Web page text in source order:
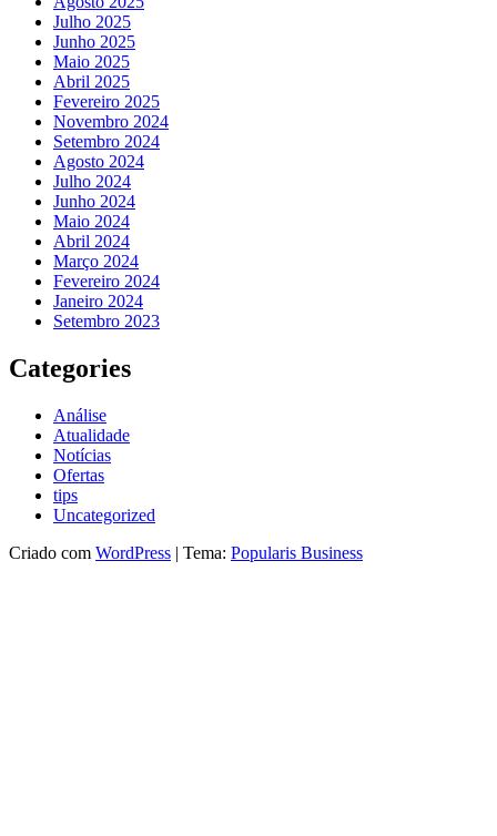
Julho 2025
Junho 2025
Maio 2025
Abril 2025
Fevereiro 2025
Novembro 2024
Setembro 2024
Agosto 2024
Julho 2024
Junho 2024
Maio 2024
Abril 2024
Março 2024
Fevereiro 2024
Janeiro 2024
Setembro 2023
Categories
Análise
Atualidade
Notícias
Ofertas
tips
Uncategorized
Criado com WordPress | Tema: Popularis Business